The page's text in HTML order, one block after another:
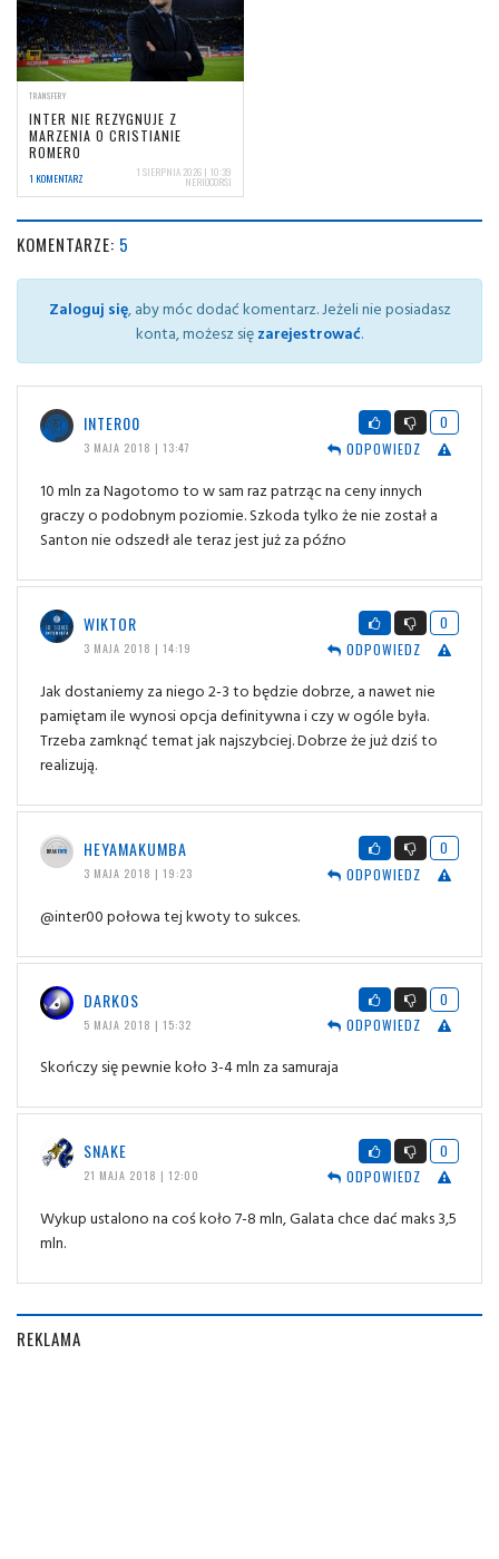
TRANSFERY
INTER NIE REZYGNUJE Z
MARZENIA O CRISTIANIE
ROMERO
1 KOMENTARZ 1 SIERPNIA 2026 | 10:39
NERIOCORSI
KOMENTARZE: 5
Zaloguj się, aby móc dodać komentarz. Jeżeli nie posiadasz
konta, możesz sięzarejestrować.
INTER00
3 MAJA 2018 | 13:47
0
ODPOWIEDZ
10 mln za Nagotomo to w sam raz patrząc na ceny innych
graczy o podobnym poziomie. Szkoda tylko że nie został a
Santon nie odszedł ale teraz jest już za późno
WIKTOR
3 MAJA 2018 | 14:19
0
ODPOWIEDZ
Jak dostaniemy za niego 2-3 to będzie dobrze, a nawet nie
pamiętam ile wynosi opcja definitywna i czy w ogóle była.
Trzeba zamknąć temat jak najszybciej. Dobrze że już dziś to
realizują.
HEYAMAKUMBA
3 MAJA 2018 | 19:23
0
ODPOWIEDZ
@inter00 połowa tej kwoty to sukces.
DARKOS
5 MAJA 2018 | 15:32
0
ODPOWIEDZ
Skończy się pewnie koło 3-4 mln za samuraja
SNAKE
21 MAJA 2018 | 12:00
0
ODPOWIEDZ
Wykup ustalono na coś koło 7-8 mln, Galata chce dać maks 3,5
mln.
REKLAMA